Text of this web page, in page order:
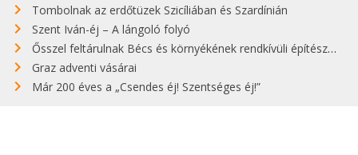
Tombolnak az erdőtüzek Szicíliában és Szardínián
Szent Iván-éj – A lángoló folyó
Ősszel feltárulnak Bécs és környékének rendkívüli építészeti kincsei
Graz adventi vásárai
Már 200 éves a „Csendes éj! Szentséges éj!”